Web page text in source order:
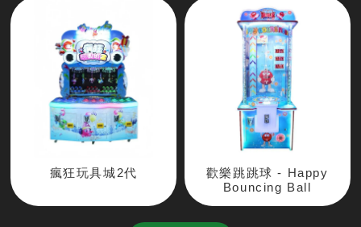
瘋狂玩具城2代
歡樂跳跳球 - Happy
Bouncing Ball